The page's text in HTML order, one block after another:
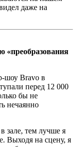
даже на
«преобразования
шоу Bravo в
перед 12 000
бы не
нечаянно
зале, тем лучше я
Выходя на сцену, я